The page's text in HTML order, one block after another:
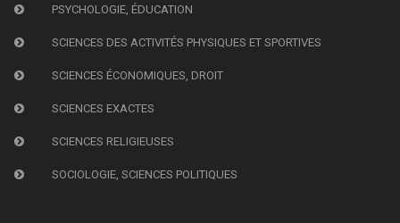
PSYCHOLOGIE, ÉDUCATION
SCIENCES DES ACTIVITÉS PHYSIQUES ET SPORTIVES
SCIENCES ÉCONOMIQUES, DROIT
SCIENCES EXACTES
SCIENCES RELIGIEUSES
SOCIOLOGIE, SCIENCES POLITIQUES